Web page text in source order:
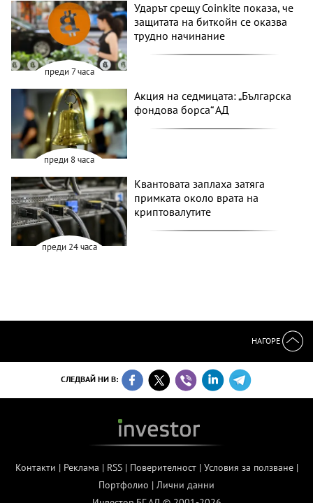
преди 7 часа
Ударът срещу Coinkite показа, че
защитата на биткойн се оказва
трудно начинание
преди 8 часа
Акция на седмицата: „Българска
фондова борса“ АД
преди 24 часа
Квантовата заплаха затяга
примката около врата на
криптовалутите
НАГОРЕ
СЛЕДВАЙ НИ В:
Контакти | Реклама | RSS| Поверителност| Условия за ползване|
Портфолио | Лични данни